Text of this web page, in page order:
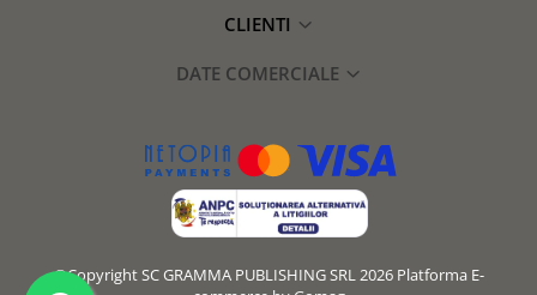
CLIENTI
DATE COMERCIALE
©Copyright SC GRAMMA PUBLISHING SRL 2026 Platforma E-